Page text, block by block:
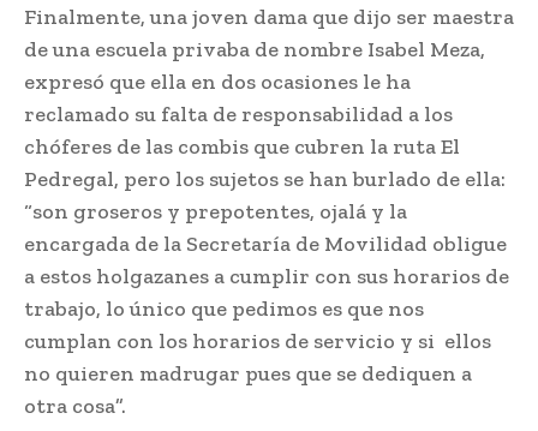
Finalmente, una joven dama que dijo ser maestra
de una escuela privaba de nombre Isabel Meza,
expresó que ella en dos ocasiones le ha
reclamado su falta de responsabilidad a los
chóferes de las combis que cubren la ruta El
Pedregal, pero los sujetos se han burlado de ella:
“son groseros y prepotentes, ojalá y la
encargada de la Secretaría de Movilidad obligue
a estos holgazanes a cumplir con sus horarios de
trabajo, lo único que pedimos es que nos
cumplan con los horarios de servicio y si ellos
no quieren madrugar pues que se dediquen a
otra cosa”.